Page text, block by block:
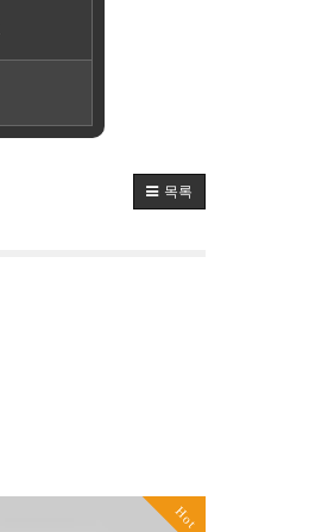
목록
Hot